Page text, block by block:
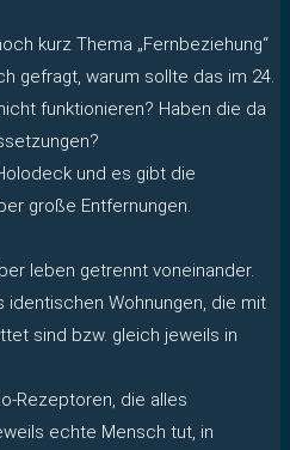
kurz Thema „Fernbeziehung“
gefragt, warum sollte das im 24.
funktionieren? Haben die da
und es gibt die
große Entfernungen.
leben getrennt voneinander.
identischen Wohnungen, die mit
sind bzw. gleich jeweils in
Rezeptoren, die alles
echte Mensch tut, in